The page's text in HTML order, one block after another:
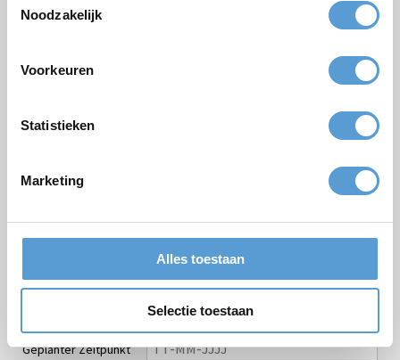
Noodzakelijk
Voorkeuren
Statistieken
Marketing
Alles toestaan
Selectie toestaan
Gelegenheit
Email *
Geplanter Zeitpunkt